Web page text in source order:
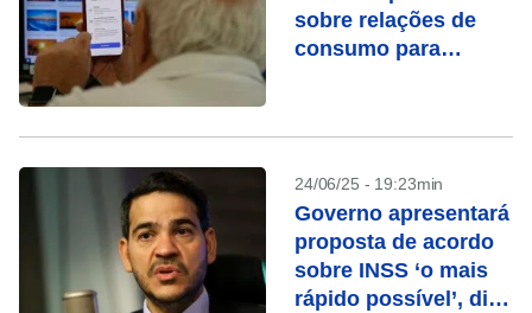
sobre relações de
consumo para
24/06/25 - 19:23min
Governo apresentará
proposta de acordo
sobre INSS ‘o mais
rápido possível’, diz